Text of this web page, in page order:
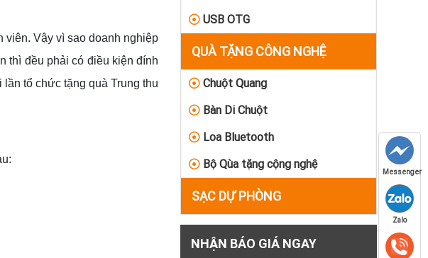
viên. Vậy vì sao doanh nghiệp
thì đều phải có điều kiện đính
tổ chức tặng quà Trung thu
USB OTG
QUÀ TẶNG CÔNG NGHỆ
Chuột Quang
Bàn Di Chuột
Loa Bluetooth
Bộ Qùa tặng cộng nghệ
SẠC DỰ PHÒNG
NHẬN BÁO GIÁ NGAY
Messenger
Zalo